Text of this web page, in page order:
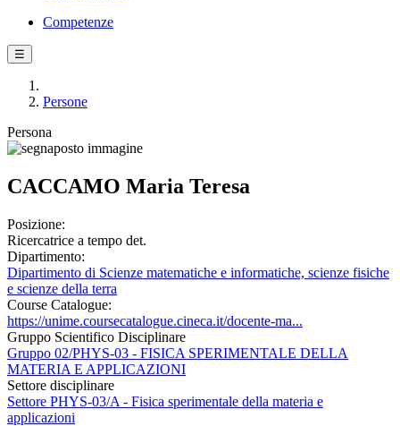
Competenze
☰
Persone
Persona
CACCAMO Maria Teresa
Posizione:
Ricercatrice a tempo det.
Dipartimento:
Dipartimento di Scienze matematiche e informatiche, scienze fisiche
e scienze della terra
Course Catalogue:
https://unime.coursecatalogue.cineca.it/docente-ma...
Gruppo Scientifico Disciplinare
Gruppo 02/PHYS-03 - FISICA SPERIMENTALE DELLA
MATERIA E APPLICAZIONI
Settore disciplinare
Settore PHYS-03/A - Fisica sperimentale della materia e
applicazioni